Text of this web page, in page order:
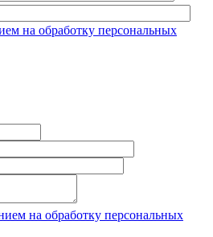
на обработку персональных
на обработку персональных